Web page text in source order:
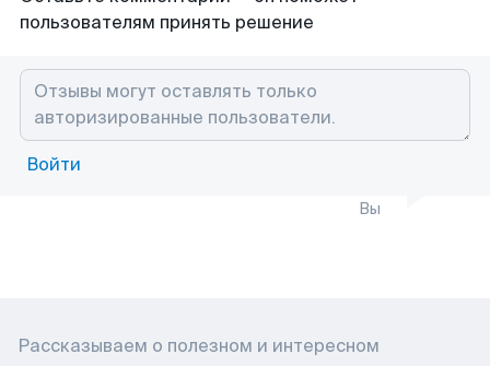
пользователям принять решение
Войти
Вы
Рассказываем о полезном и интересном